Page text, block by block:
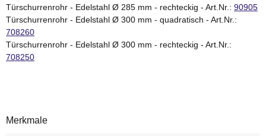
Türschurrenrohr - Edelstahl Ø 285 mm - rechteckig - Art.Nr.: 90905
Türschurrenrohr - Edelstahl Ø 300 mm - quadratisch - Art.Nr.:
708260
Türschurrenrohr - Edelstahl Ø 300 mm - rechteckig - Art.Nr.:
708250
Merkmale